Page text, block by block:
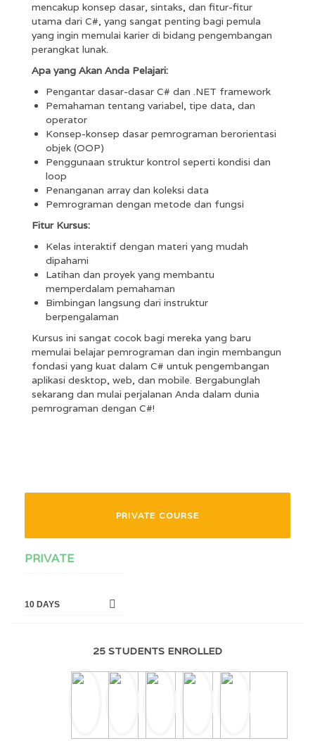
mencakup konsep dasar, sintaks, dan fitur-fitur
utama dari C#, yang sangat penting bagi pemula
yang ingin memulai karier di bidang pengembangan
perangkat lunak.
Apa yang Akan Anda Pelajari:
Pengantar dasar-dasar C# dan .NET framework
Pemahaman tentang variabel, tipe data, dan
operator
Konsep-konsep dasar pemrograman berorientasi
objek (OOP)
Penggunaan struktur kontrol seperti kondisi dan
loop
Penanganan array dan koleksi data
Pemrograman dengan metode dan fungsi
Fitur Kursus:
Kelas interaktif dengan materi yang mudah
dipahami
Latihan dan proyek yang membantu
memperdalam pemahaman
Bimbingan langsung dari instruktur
berpengalaman
Kursus ini sangat cocok bagi mereka yang baru
memulai belajar pemrograman dan ingin membangun
fondasi yang kuat dalam C# untuk pengembangan
aplikasi desktop, web, dan mobile. Bergabunglah
sekarang dan mulai perjalanan Anda dalam dunia
pemrograman dengan C#!
PRIVATE COURSE
PRIVATE
10 DAYS
25 STUDENTS ENROLLED